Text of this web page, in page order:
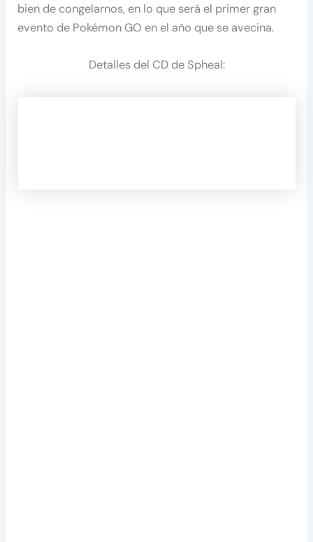
bien de congelarnos, en lo que será el primer gran
evento de Pokémon GO en el año que se avecina.
Detalles del CD de Spheal: